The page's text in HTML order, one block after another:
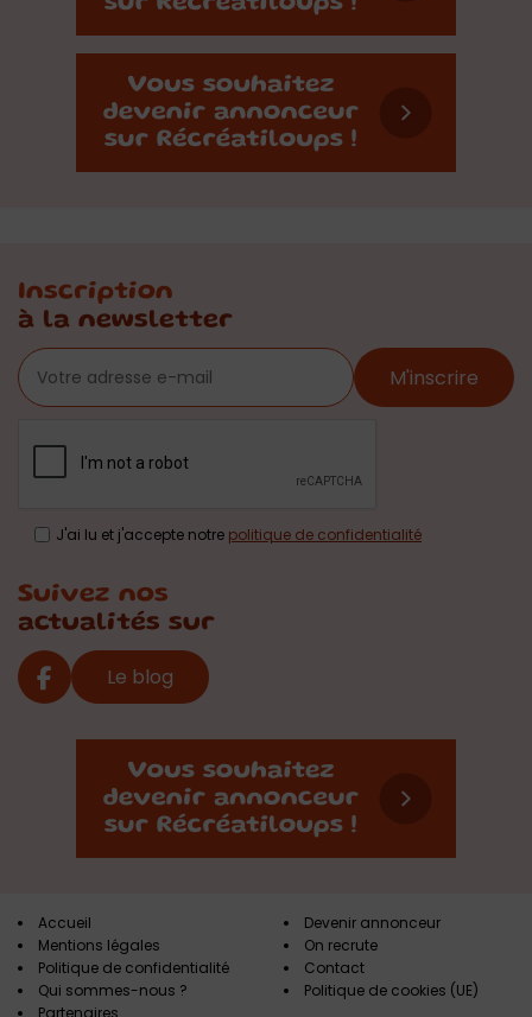
Inscription
à la newsletter
M'inscrire
J'ai lu et j'accepte notre politique de confidentialité
Suivez nos
actualités sur
Le blog
Accueil
Mentions légales
Politique de confidentialité
Qui sommes-nous ?
Partenaires
Devenir annonceur
On recrute
Contact
Politique de cookies (UE)